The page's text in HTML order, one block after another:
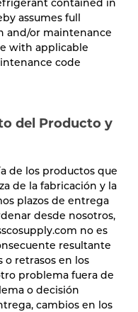
contained in
assumes full
and/or maintenance
with applicable
code
del Producto y
de los productos que
de la fabricación y la
plazos de entrega
desde nosotros,
no es
resultante
o retrasos en los
problema fuera de
o decisión
cambios en los